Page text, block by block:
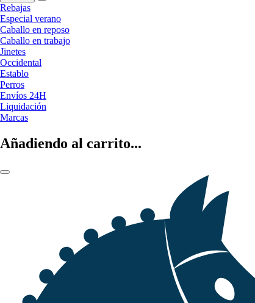
Rebajas
Especial verano
Caballo en reposo
Caballo en trabajo
Jinetes
Occidental
Establo
Perros
Envíos 24H
Liquidación
Marcas
Añadiendo al carrito...